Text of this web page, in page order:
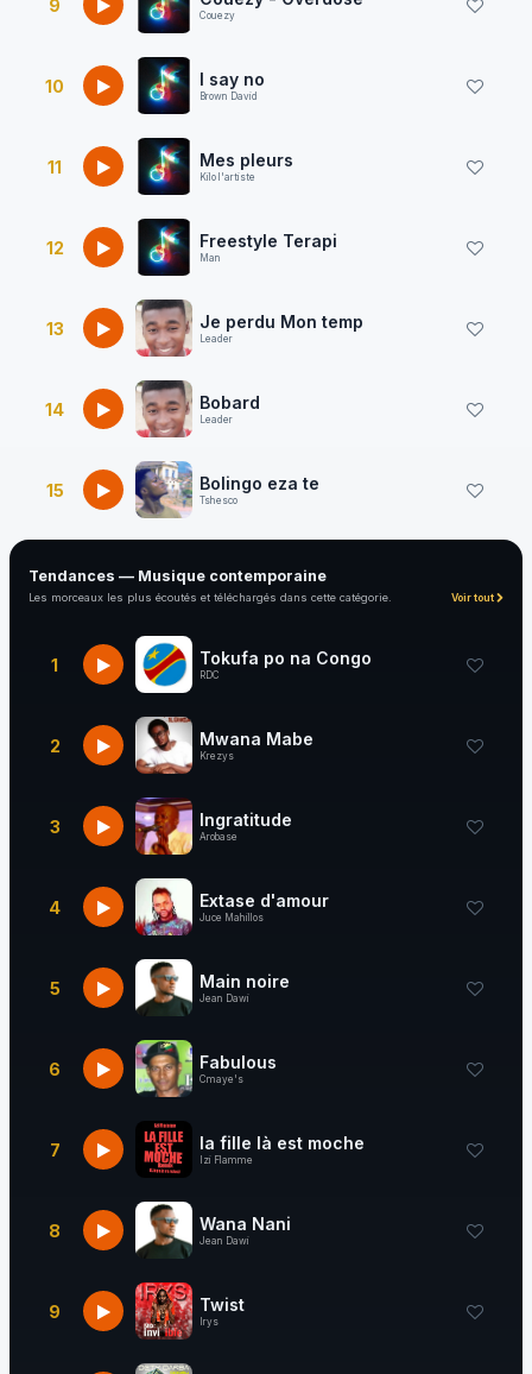
9
Couezy
10 I say no
Brown David
11 Mes pleurs
Kilo l'artiste
12 Freestyle Terapi
Man
13 Je perdu Mon temp
Leader
14 Bobard
Leader
15 Bolingo eza te
Tshesco
Tendances — Musique contemporaine
Les morceaux les plus écoutés et téléchargés dans cette catégorie. Voir tout
1 Tokufa po na Congo
RDC
2 Mwana Mabe
Krezys
3 Ingratitude
Arobase
4 Extase d'amour
Juce Mahillos
5 Main noire
Jean Dawi
6 Fabulous
Cmaye's
7 la fille là est moche
Izi Flamme
8 Wana Nani
Jean Dawi
9 Twist
Irys